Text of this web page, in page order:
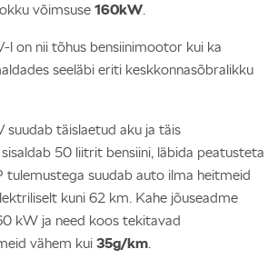
võimsuse 160kW.
l on nii tõhus bensiinimootor kui ka
seeläbi eriti keskkonnasõbralikku
suudab täislaetud aku ja täis
50 liitrit bensiini, läbida peatusteta
tulemustega suudab auto ilma heitmeid
kuni 62 km. Kahe jõuseadme
kW ja need koos tekitavad
vähem kui 35g/km.